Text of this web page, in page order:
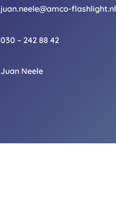
juan.neele@amco-flashlight.nl
030 – 242 88 42
Juan Neele